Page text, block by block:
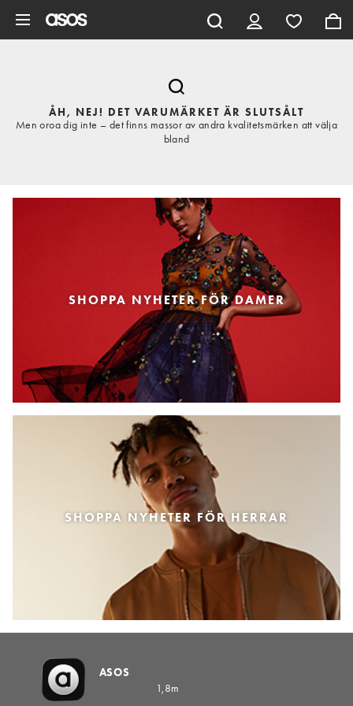
ÅH, NEJ! DET VARUMÄRKET ÄR SLUTSÅLT
Men oroa dig inte – det finns massor av andra kvalitetsmärken att välja
bland
SHOPPA NYHETER FÖR DAMER
SHOPPA NYHETER FÖR HERRAR
ASOS
1,8m